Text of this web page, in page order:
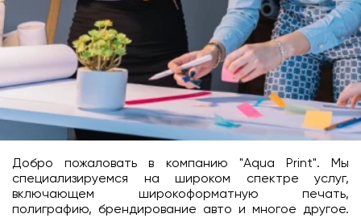
Добро пожаловать в компанию "Aqua Print". Мы
специализируемся на широком спектре услуг,
включающем широкоформатную печать,
полиграфию, брендирование авто и многое другое.